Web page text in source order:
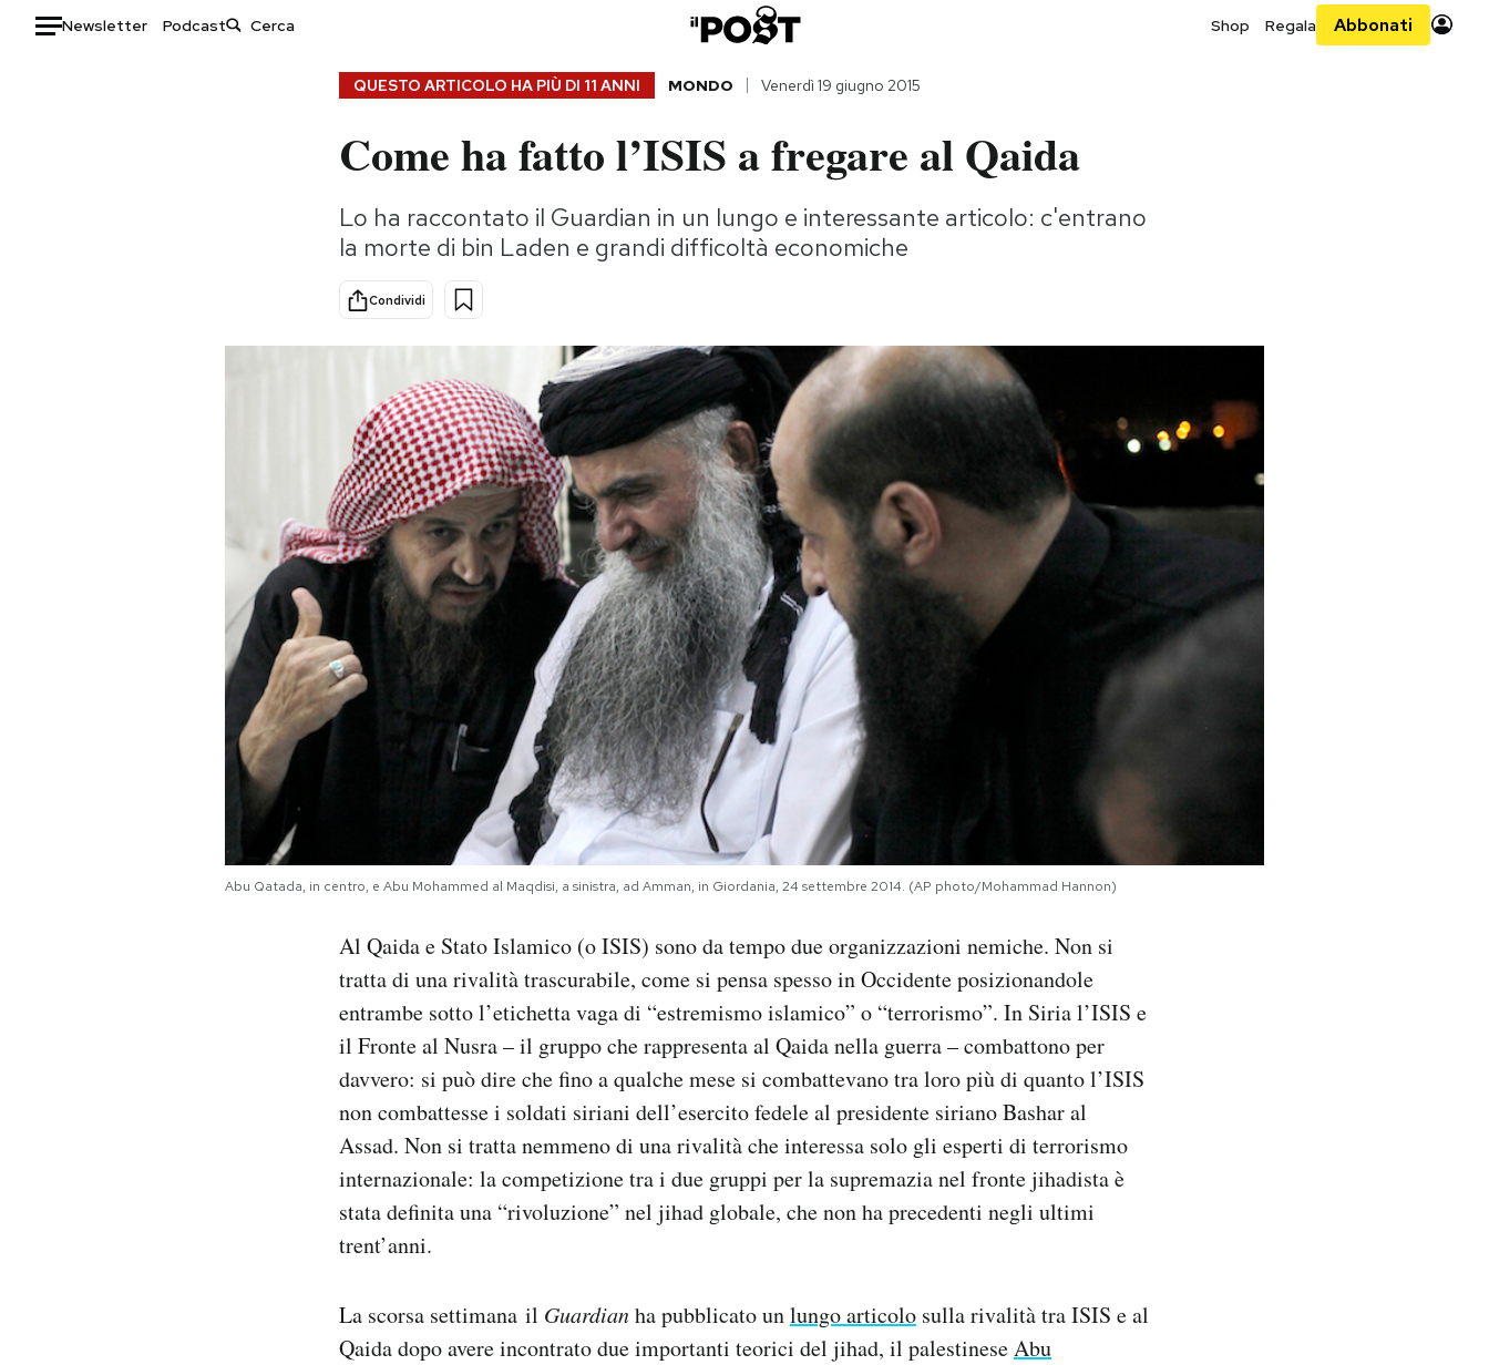
Newsletter Podcast Shop Regala Abbonati
Consumismi
Storie/Idee
Ok Boomer!
Media
Mondiali calcio 2026
QUESTO ARTICOLO HA PIÙ DI 11 ANNI MONDO Venerdì 19 giugno 2015
Come ha fatto l’ISIS a fregare al Qaida
Lo ha raccontato il Guardian in un lungo e interessante articolo: c'entrano
la morte di bin Laden e grandi difficoltà economiche
Condividi
Abu Qatada, in centro, e Abu Mohammed al Maqdisi, a sinistra, ad Amman, in Giordania, 24 settembre 2014. (AP photo/Mohammad Hannon)
Al Qaida e Stato Islamico (o ISIS) sono da tempo due organizzazioni nemiche. Non si
tratta di una rivalità trascurabile, come si pensa spesso in Occidente posizionandole
entrambe sotto l’etichetta vaga di “estremismo islamico” o “terrorismo”. In Siria l’ISIS e
il Fronte al Nusra – il gruppo che rappresenta al Qaida nella guerra – combattono per
davvero: si può dire che fino a qualche mese si combattevano tra loro più di quanto l’ISIS
non combattesse i soldati siriani dell’esercito fedele al presidente siriano Bashar al
Assad. Non si tratta nemmeno di una rivalità che interessa solo gli esperti di terrorismo
internazionale: la competizione tra i due gruppi per la supremazia nel fronte jihadista è
stata definita una “rivoluzione” nel jihad globale, che non ha precedenti negli ultimi
trent’anni.
La scorsa settimana il Guardianha pubblicato unlungo articolo sulla rivalità tra ISIS e al
Qaida dopo avere incontrato due importanti teorici del jihad, il palestineseAbu